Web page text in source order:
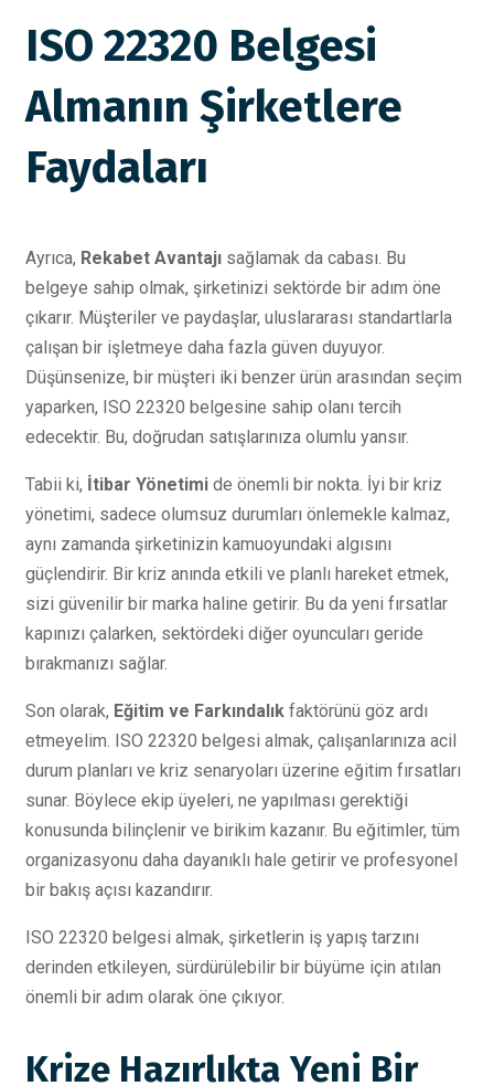
ISO 22320 Belgesi
Almanın Şirketlere
Faydaları
Ayrıca, Rekabet Avantajı sağlamak da cabası. Bu
belgeye sahip olmak, şirketinizi sektörde bir adım öne
çıkarır. Müşteriler ve paydaşlar, uluslararası standartlarla
çalışan bir işletmeye daha fazla güven duyuyor.
Düşünsenize, bir müşteri iki benzer ürün arasından seçim
yaparken, ISO 22320 belgesine sahip olanı tercih
edecektir. Bu, doğrudan satışlarınıza olumlu yansır.
Tabii ki, İtibar Yönetimi de önemli bir nokta. İyi bir kriz
yönetimi, sadece olumsuz durumları önlemekle kalmaz,
aynı zamanda şirketinizin kamuoyundaki algısını
güçlendirir. Bir kriz anında etkili ve planlı hareket etmek,
sizi güvenilir bir marka haline getirir. Bu da yeni fırsatlar
kapınızı çalarken, sektördeki diğer oyuncuları geride
bırakmanızı sağlar.
Son olarak, Eğitim ve Farkındalık faktörünü göz ardı
etmeyelim. ISO 22320 belgesi almak, çalışanlarınıza acil
durum planları ve kriz senaryoları üzerine eğitim fırsatları
sunar. Böylece ekip üyeleri, ne yapılması gerektiği
konusunda bilinçlenir ve birikim kazanır. Bu eğitimler, tüm
organizasyonu daha dayanıklı hale getirir ve profesyonel
bir bakış açısı kazandırır.
ISO 22320 belgesi almak, şirketlerin iş yapış tarzını
derinden etkileyen, sürdürülebilir bir büyüme için atılan
önemli bir adım olarak öne çıkıyor.
Krize Hazırlıkta Yeni Bir